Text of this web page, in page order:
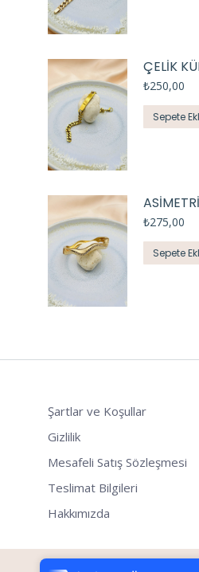
7/24 Canlı Destek
ÇELİK
₺250,00
Sepete
₺275,00
Sepete
Şartlar ve Koşullar
Gizlilik
Mesafeli Satış Sözleşmesi
Teslimat Bilgileri
Hakkımızda